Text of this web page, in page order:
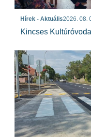
Hírek - Aktuális2026. 08.
Kincses